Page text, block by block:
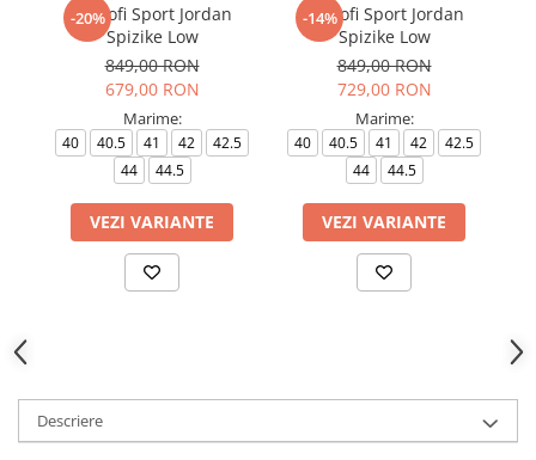
-20%
Pantofi Sport Jordan
Spizike Low
849,00 RON
679,00 RON
Marime:
40 40.5 41 42
42.5
44
44.5
VEZI VARIANTE
-14%
Pantofi Sport Jordan
Spizike Low
849,00 RON
729,00 RON
Marime:
40 40.5 41 42
42.5
44
44.5
VEZI VARIANTE
Descriere